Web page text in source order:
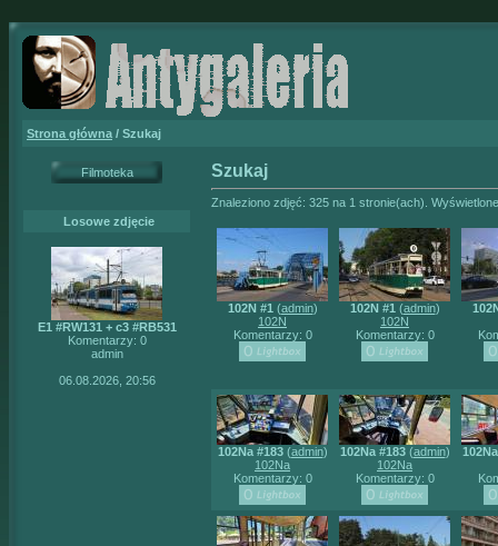
Strona główna / Szukaj
Filmoteka
Losowe zdjęcie
E1 #RW131 + c3 #RB531
Komentarzy: 0
admin
06.08.2026, 20:56
Szukaj
Znaleziono zdjęć: 325 na 1 stronie(ach).
102N #1 (admin)
102N
Komentarzy: 0
102N #1 (admin)
102N
Komentarzy: 0
102Na #183(admin)
102Na
Komentarzy: 0
102Na #183(admin)
102Na
Komentarzy: 0